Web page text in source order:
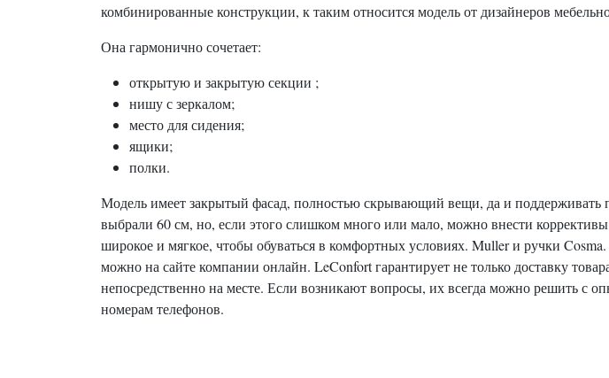
комбинированные конструкции, к таким относится модель от дизайнеров
Она гармонично сочетает:
открытую и закрытую секции ;
нишу с зеркалом;
место для сидения;
ящики;
полки.
Модель имеет закрытый фасад, полностью скрывающий вещи, да и поддерживать
выбрали 60 см, но, если этого слишком много или мало, можно внести
широкое и мягкое, чтобы обуваться в комфортных условиях. Muller и ручки
можно на сайте компании онлайн. LeConfort гарантирует не только доставку
непосредственно на месте. Если возникают вопросы, их всегда можно решить с
номерам телефонов.